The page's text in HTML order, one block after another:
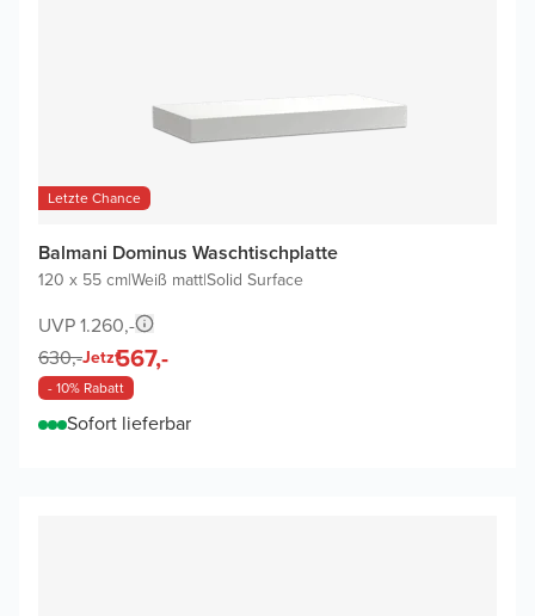
Letzte Chance
Balmani Dominus Waschtischplatte
120 x 55 cm|Weiß matt|Solid Surface
UVP 1.260,-
630,-Jetzt567,-
- 10% Rabatt
Sofort lieferbar